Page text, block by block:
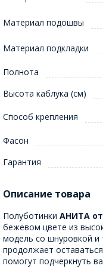
Материал подошвы
Материал подкладки
Полнота
Высота каблука (см)
Способ крепления
Фасон
Гарантия
Описание товара
Полуботинки АНИТА
бежевом цвете из
модель со шнуровкой
продолжает
помогут подчеркнуть